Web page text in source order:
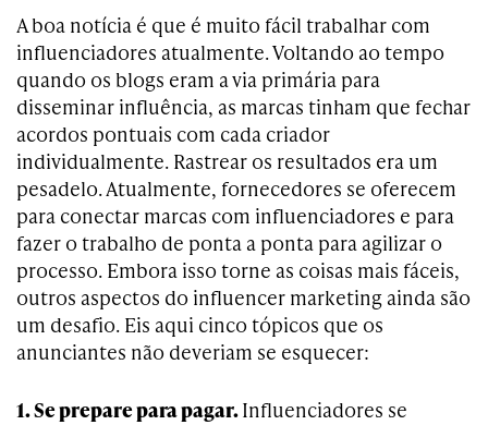
A boa notícia é que é muito fácil trabalhar com
influenciadores atualmente. Voltando ao tempo
quando os blogs eram a via primária para
disseminar influência, as marcas tinham que fechar
acordos pontuais com cada criador
individualmente. Rastrear os resultados era um
pesadelo. Atualmente, fornecedores se oferecem
para conectar marcas com influenciadores e para
fazer o trabalho de ponta a ponta para agilizar o
processo. Embora isso torne as coisas mais fáceis,
outros aspectos do influencer marketing ainda são
um desafio. Eis aqui cinco tópicos que os
anunciantes não deveriam se esquecer:
1. Se prepare para pagar.Influenciadores se